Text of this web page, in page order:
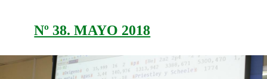
Nº 38. MAYO 2018